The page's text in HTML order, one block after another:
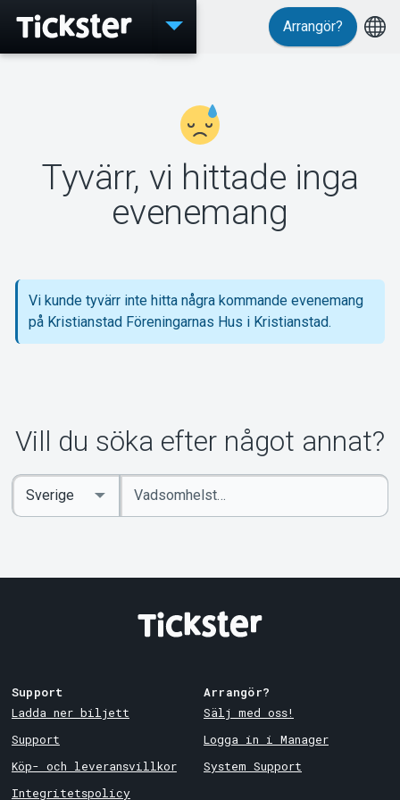
Evenemang
MyTickster
Support
Arrangör?
Tyvärr, vi hittade inga
evenemang
Vi kunde tyvärr inte hitta några kommande evenemang
på Kristianstad Föreningarnas Hus i Kristianstad.
Vill du söka efter något annat?
Ange
sökord
Select
Country
Support
Ladda ner biljett
Support
Köp- och leveransvillkor
Integritetspolicy
Arrangör?
Sälj med oss!
Logga in i Manager
System Support